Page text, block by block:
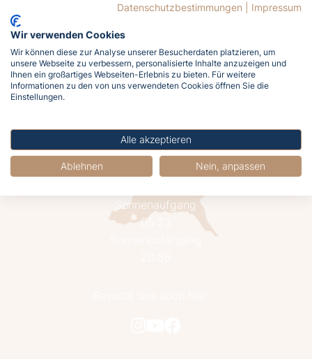
22.8°C
Mäßig bewölkt
Luftfeuchtigkeit
88%
Sonnenaufgang
05:23
Datenschutzbestimmungen Impressum
Wir verwenden Cookies
Wir können diese zur Analyse unserer Besucherdaten platzieren, um
unsere Webseite zu verbessern, personalisierte Inhalte anzuzeigen und
Ihnen ein großartiges Webseiten-Erlebnis zu bieten. Für weitere
Informationen zu den von uns verwendeten Cookies öffnen Sie die
Einstellungen.
Alle akzeptieren
Ablehnen Nein, anpassen